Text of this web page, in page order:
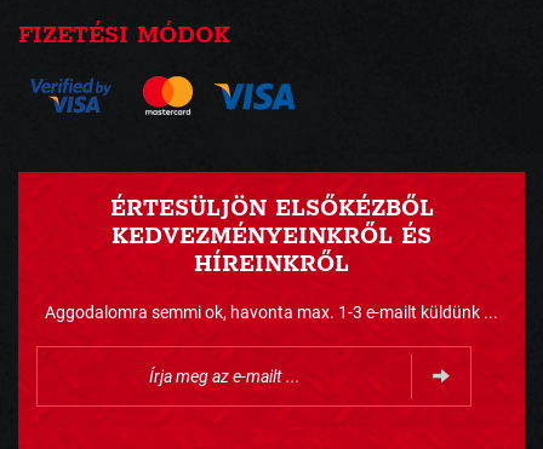
FIZETÉSI MÓDOK
ÉRTESÜLJÖN ELSŐKÉZBŐL
KEDVEZMÉNYEINKRŐL ÉS
HÍREINKRŐL
Aggodalomra semmi ok, havonta max. 1-3 e-mailt küldünk ...